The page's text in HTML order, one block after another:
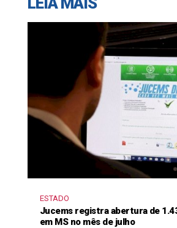
ESTADO
Jucems registra abertura de
em MS no mês de julho